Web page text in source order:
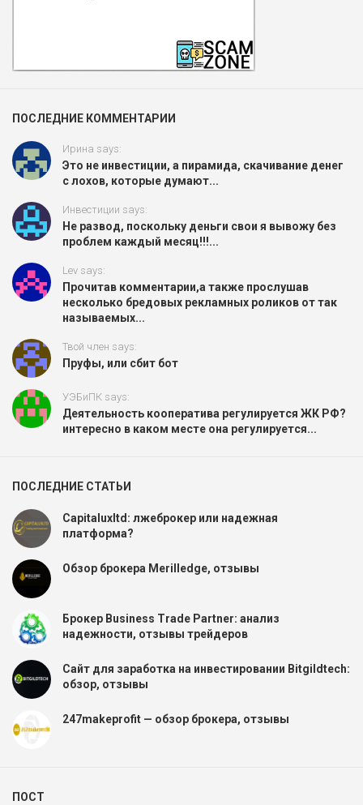
ПОСЛЕДНИЕ КОММЕНТАРИИ
Ирина says:
Это не инвестиции, а пирамида, скачивание денег
с лохов, которые думают...
Инвестиции says:
Не развод, поскольку деньги свои я вывожу без
проблем каждый месяц!!!...
Lev says:
Прочитав комментарии,а также прослушав
несколько бредовых рекламных роликов от так
называемых...
Твой член says:
Пруфы, или сбит бот
УЭБиПК says:
Деятельность кооператива регулируется ЖК РФ?
интересно в каком месте она регулируется...
ПОСЛЕДНИЕ СТАТЬИ
Capitaluxltd: лжеброкер или надежная
платформа?
Обзор брокера Merilledge, отзывы
Брокер Business Trade Partner: анализ
надежности, отзывы трейдеров
Сайт для заработка на инвестировании Bitgildtech:
обзор, отзывы
247makeprofit — обзор брокера, отзывы
ПОСТ